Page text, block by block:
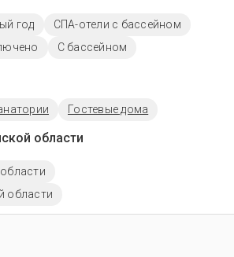
год
СПА-отели с бассейном
C бассейном
Гостевые дома
области
области